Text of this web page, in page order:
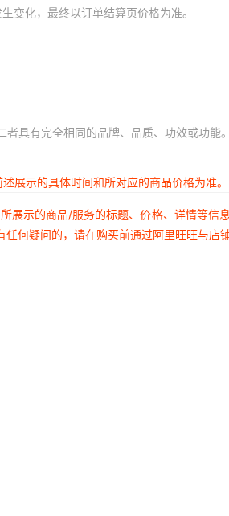
变化，最终以订单结算页价格为准。
具有完全相同的品牌、品质、功效或功能。
展示的具体时间和所对应的商品价格为准。
示的商品/服务的标题、价格、详情等
何疑问的，请在购买前通过阿里旺旺与